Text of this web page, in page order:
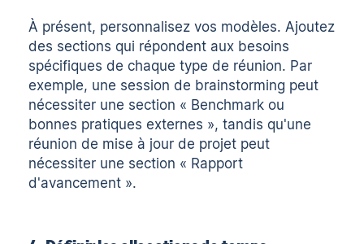
À présent, personnalisez vos modèles. Ajoutez
des sections qui répondent aux besoins
spécifiques de chaque type de réunion. Par
exemple, une session de brainstorming peut
nécessiter une section « Benchmark ou
bonnes pratiques externes », tandis qu'une
réunion de mise à jour de projet peut
nécessiter une section « Rapport
d'avancement ».